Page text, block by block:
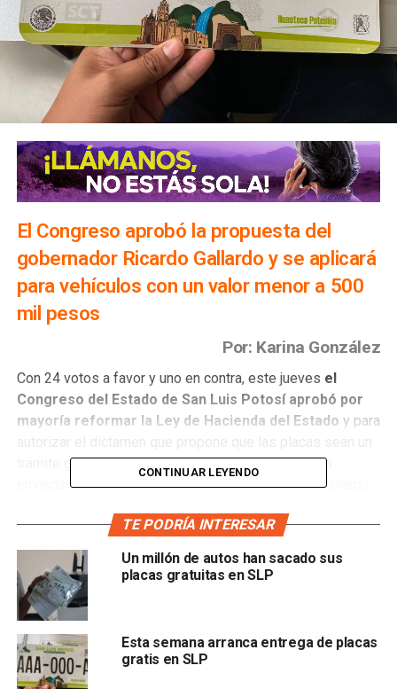
El Congreso aprobó la propuesta del
gobernador Ricardo Gallardo y se aplicará
para vehículos con un valor menor a 500
mil pesos
Por: Karina González
Con 24 votos a favor y uno en contra, este jueves el
Congreso del Estado de San Luis Potosí aprobó por
mayoría reformar la Ley de Hacienda del Estado y para
trámite gratuito para los potosinos, tras la iniciativa
enviada al Legislativo por el gobernador Ricardo Gallardo
Ramírez Konishi, de la bancada del Partido
Revolucionario Institucional (PRI) y Gabriela Martínez
Larraga de Redes Sociales Progresistas (RSP), se
que no mantiene la equidad tributaria, porque establece un
límite para la gratuidad y deja fuera a todos aquellos
CONTINUAR LEYENDO
TE PODRÍA INTERESAR
Un millón de autos han sacado sus
placas gratuitas en SLP
Esta semana arranca entrega de placas
gratis en SLP